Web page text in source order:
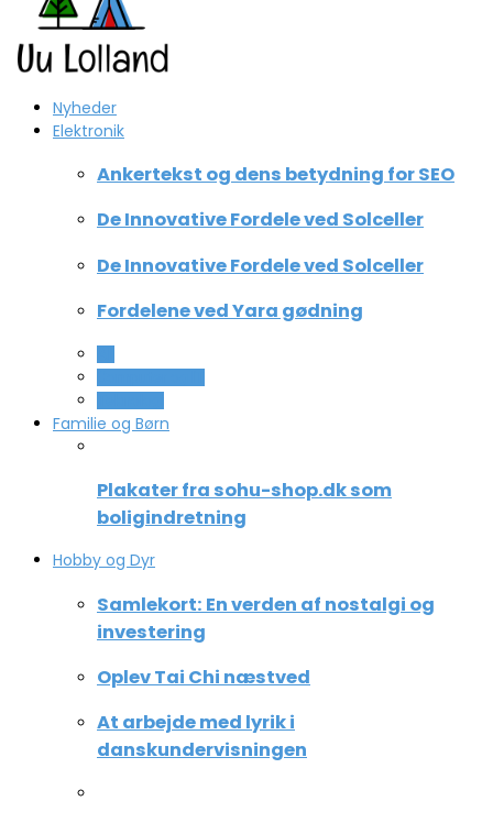
Nyheder
Elektronik
Ankertekst og dens betydning for SEO
De Innovative Fordele ved Solceller
De Innovative Fordele ved Solceller
Fordelene ved Yara gødning
Familie og Børn
Plakater fra sohu-shop.dk som
boligindretning
Hobby og Dyr
Samlekort: En verden af nostalgi og
investering
Oplev Tai Chi næstved
At arbejde med lyrik i
danskundervisningen